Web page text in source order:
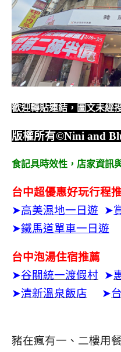
歡迎轉貼連結，圖文未經
版權所有©Nini and
食記具時效性， 店家資訊
台中超優惠好玩行程
➤高美濕地一日遊 ➤
➤鐵馬道單車一日遊
台中泡湯住宿推薦
➤谷關統一渡假村 ➤
➤清新溫泉飯店 ➤
豬在瘋有一、二樓用